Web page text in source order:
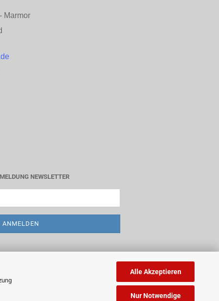
Alle Akzeptieren
Nur Notwendige
Marmor
NEWSLETTER